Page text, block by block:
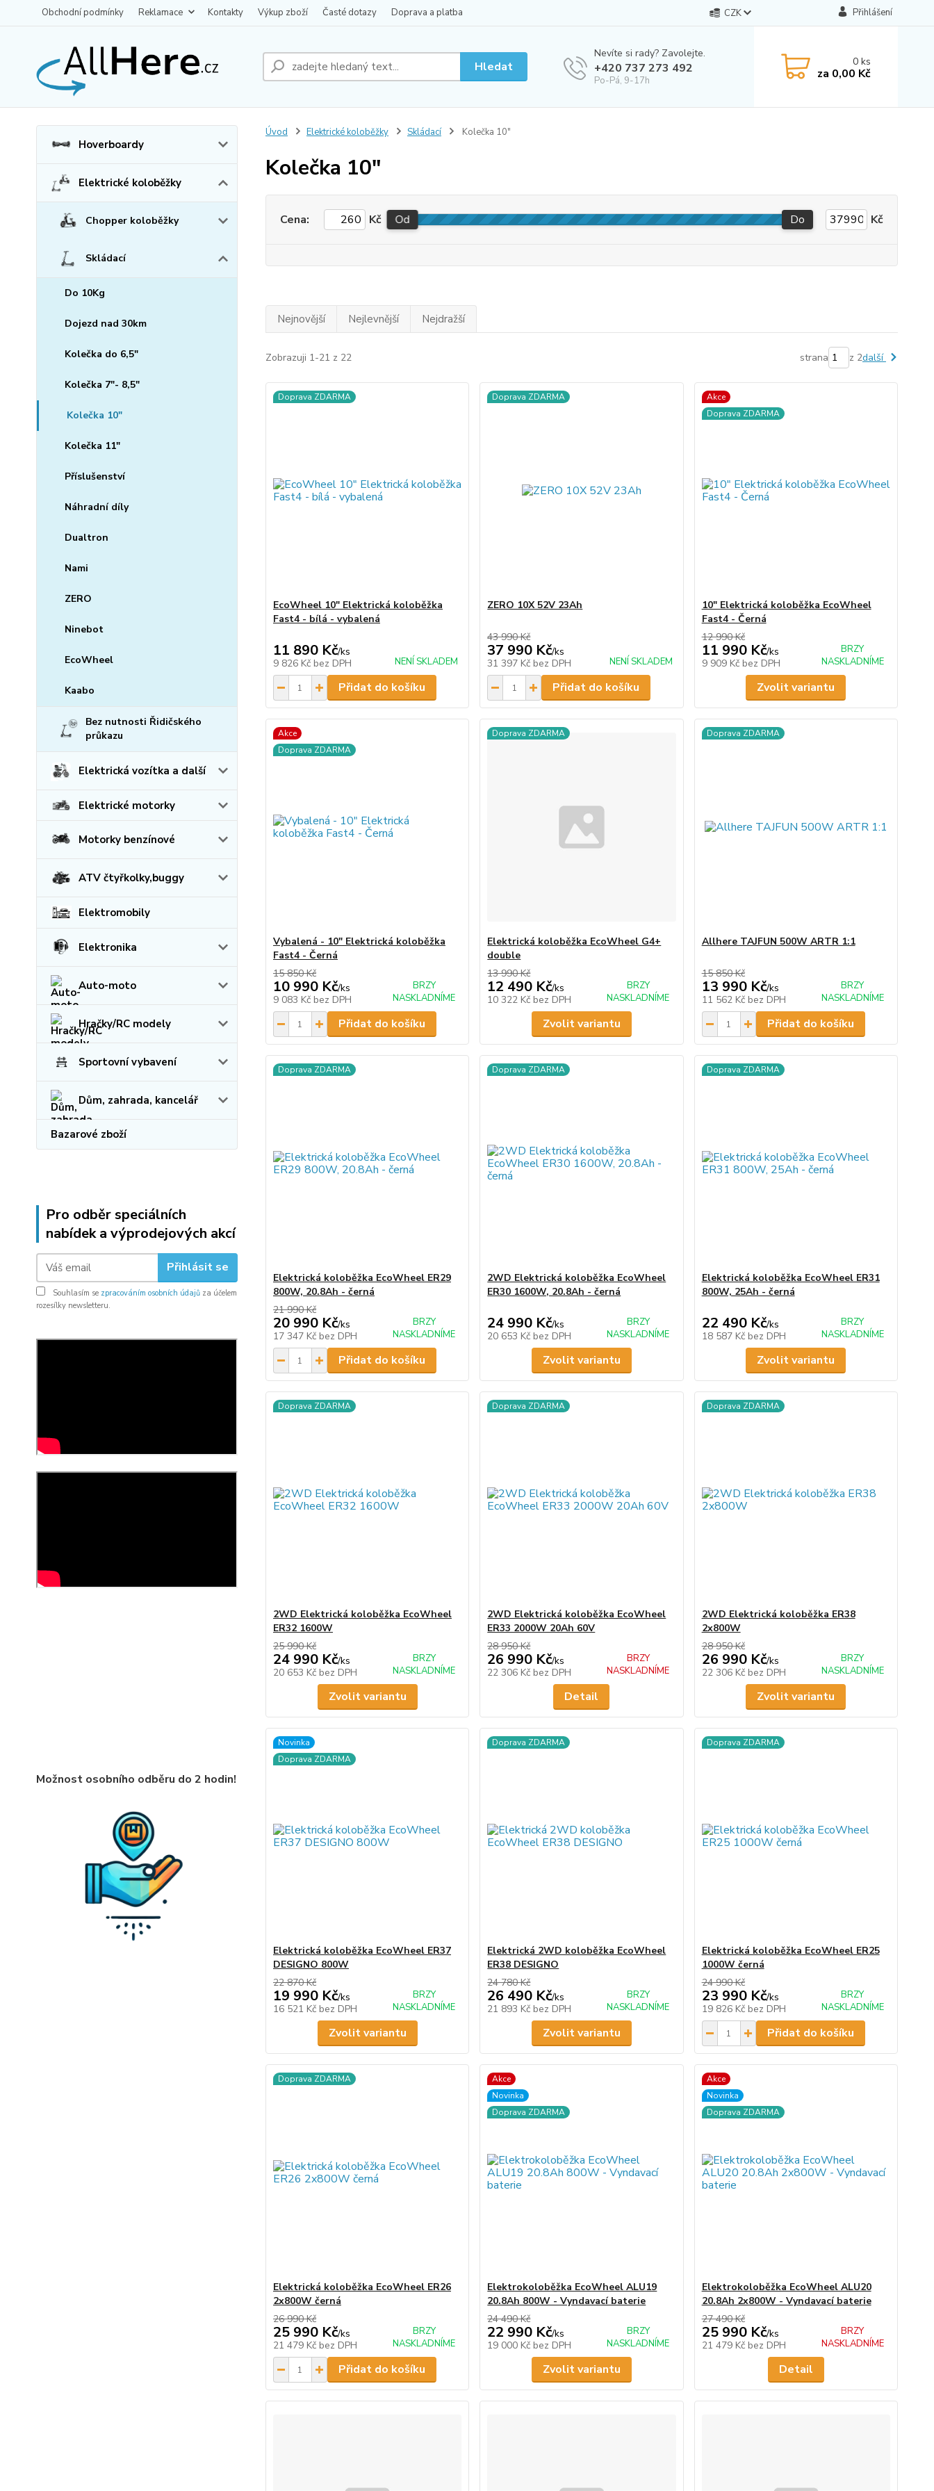
Obchodní podmínky Reklamace Kontakty Výkup zboží Časté dotazy Doprava a platba CZK Přihlášení
Hledat
Nevíte si rady? Zavolejte.
+420 737 273 492
Po-Pá, 9-17h
0ks
za 0,00 Kč
Hoverboardy
Elektrické koloběžky
Chopper koloběžky
Skládací
Do 10Kg
Dojezd nad 30km
Kolečka do 6,5"
Kolečka 7"- 8,5"
Kolečka 10"
Kolečka 11"
Příslušenství
Náhradní díly
Dualtron
Nami
ZERO
Ninebot
EcoWheel
Kaabo
Bez nutnosti Řidičského
průkazu
Elektrická vozítka a další
Elektrické motorky
Motorky benzínové
ATV čtyřkolky,buggy
Elektromobily
Elektronika
Auto-moto
Hračky/RC modely
Sportovní vybavení
Dům, zahrada, kancelář
Bazarové zboží
Pro odběr speciálních
nabídek a výprodejových akcí
Přihlásit se
Souhlasím se zpracováním osobních údajů za účelem
rozesílky newsletteru.
Možnost osobního odběru do 2 hodin!
Úvod Elektrické koloběžky Skládací Kolečka 10"
Kolečka 10"
Cena: Kč Od Do Kč
Nejnovější Nejlevnější Nejdražší
Zobrazuji 1-21 z 22 strana z 2další
Doprava ZDARMA
EcoWheel 10" Elektrická koloběžka
Fast4 - bílá - vybalená
11 890 Kč/ks
9 826 Kč bez DPH NENÍ SKLADEM
Přidat do košíku
Doprava ZDARMA
ZERO 10X 52V 23Ah
43 990 Kč
37 990 Kč/ks
31 397 Kč bez DPH NENÍ SKLADEM
Přidat do košíku
Akce
Doprava ZDARMA
10" Elektrická koloběžka EcoWheel
Fast4 - Černá
12 990 Kč
11 990 Kč/ks
9 909 Kč bez DPH
BRZY
NASKLADNÍME
Zvolit variantu
Akce
Doprava ZDARMA
Vybalená - 10" Elektrická koloběžka
Fast4 - Černá
15 850 Kč
10 990 Kč/ks
9 083 Kč bez DPH
BRZY
NASKLADNÍME
Přidat do košíku
Doprava ZDARMA
Elektrická koloběžka EcoWheel G4+
double
13 990 Kč
12 490 Kč/ks
10 322 Kč bez DPH
BRZY
NASKLADNÍME
Zvolit variantu
Doprava ZDARMA
Allhere TAJFUN 500W ARTR 1:1
15 850 Kč
13 990 Kč/ks
11 562 Kč bez DPH
BRZY
NASKLADNÍME
Přidat do košíku
Doprava ZDARMA
Elektrická koloběžka EcoWheel ER29
800W, 20.8Ah - černá
21 990 Kč
20 990 Kč/ks
17 347 Kč bez DPH
BRZY
NASKLADNÍME
Přidat do košíku
Doprava ZDARMA
2WD Elektrická koloběžka EcoWheel
ER30 1600W, 20.8Ah - černá
24 990 Kč/ks
20 653 Kč bez DPH
BRZY
NASKLADNÍME
Zvolit variantu
Doprava ZDARMA
Elektrická koloběžka EcoWheel ER31
800W, 25Ah - černá
22 490 Kč/ks
18 587 Kč bez DPH
BRZY
NASKLADNÍME
Zvolit variantu
Doprava ZDARMA
2WD Elektrická koloběžka EcoWheel
ER32 1600W
25 990 Kč
24 990 Kč/ks
20 653 Kč bez DPH
BRZY
NASKLADNÍME
Zvolit variantu
Doprava ZDARMA
2WD Elektrická koloběžka EcoWheel
ER33 2000W 20Ah 60V
28 950 Kč
26 990 Kč/ks
22 306 Kč bez DPH
BRZY
NASKLADNÍME
Detail
Doprava ZDARMA
2WD Elektrická koloběžka ER38
2x800W
28 950 Kč
26 990 Kč/ks
22 306 Kč bez DPH
BRZY
NASKLADNÍME
Zvolit variantu
Novinka
Doprava ZDARMA
Elektrická koloběžka EcoWheel ER37
DESIGNO 800W
22 870 Kč
19 990 Kč/ks
16 521 Kč bez DPH
BRZY
NASKLADNÍME
Zvolit variantu
Doprava ZDARMA
Elektrická 2WD koloběžka EcoWheel
ER38 DESIGNO
24 780 Kč
26 490 Kč/ks
21 893 Kč bez DPH
BRZY
NASKLADNÍME
Zvolit variantu
Doprava ZDARMA
Elektrická koloběžka EcoWheel ER25
1000W černá
24 990 Kč
23 990 Kč/ks
19 826 Kč bez DPH
BRZY
NASKLADNÍME
Přidat do košíku
Doprava ZDARMA
Elektrická koloběžka EcoWheel ER26
2x800W černá
26 990 Kč
25 990 Kč/ks
21 479 Kč bez DPH
BRZY
NASKLADNÍME
Přidat do košíku
Akce
Novinka
Doprava ZDARMA
Elektrokoloběžka EcoWheel ALU19
20.8Ah 800W - Vyndavací baterie
24 490 Kč
22 990 Kč/ks
19 000 Kč bez DPH
BRZY
NASKLADNÍME
Zvolit variantu
Akce
Novinka
Doprava ZDARMA
Elektrokoloběžka EcoWheel ALU20
20.8Ah 2x800W - Vyndavací baterie
27 490 Kč
25 990 Kč/ks
21 479 Kč bez DPH
BRZY
NASKLADNÍME
Detail